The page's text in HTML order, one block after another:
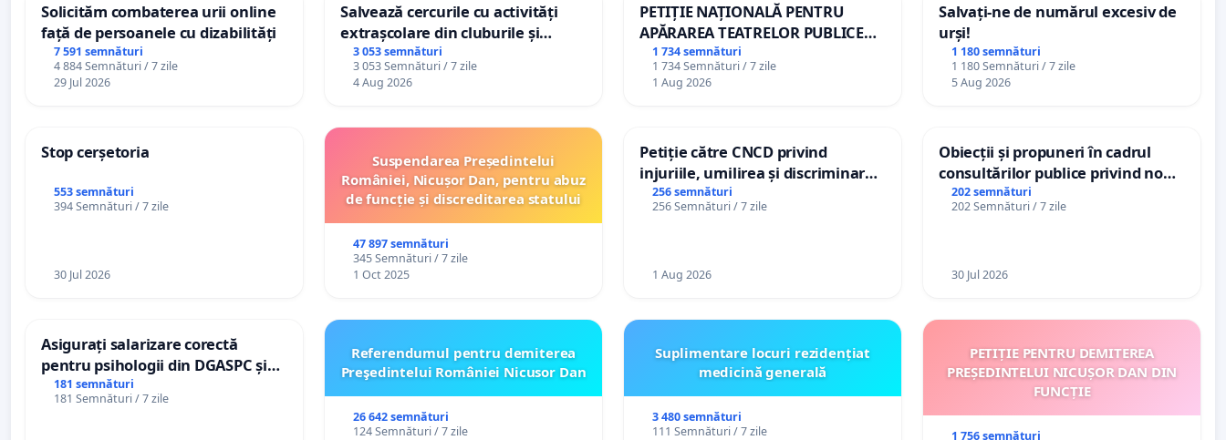
Solicităm combaterea urii online
față de persoanele cu dizabilități
7 591 semnături
4 884 Semnături / 7 zile
29 Jul 2026
Salvează cercurile cu activități
extrașcolare din cluburile și
palatele copiilor
3 053 semnături
3 053 Semnături / 7 zile
4 Aug 2026
PETIȚIE NAȚIONALĂ PENTRU
APĂRAREA TEATRELOR PUBLICE
DE REPERTORIU DIN ROMÂNIA
1 734 semnături
1 734 Semnături / 7 zile
1 Aug 2026
Salvați-ne de numărul excesiv de
urși!
1 180 semnături
1 180 Semnături / 7 zile
5 Aug 2026
Stop cerșetoria
553 semnături
394 Semnături / 7 zile
30 Jul 2026
Suspendarea Președintelui
României, Nicușor Dan, pentru abuz
de funcție și discreditarea statului
47 897 semnături
345 Semnături / 7 zile
1 Oct 2025
Petiție către CNCD privind
injuriile, umilirea și discriminarea
persoanelor cu dizabilități de
către utilizatorul TikTok „Gorici”
256 semnături
256 Semnături / 7 zile
1 Aug 2026
Obiecții și propuneri în cadrul
consultărilor publice privind noul
Plan Urbanistic General (PUG)
Ialoveni
202 semnături
202 Semnături / 7 zile
30 Jul 2026
Asigurați salarizare corectă
pentru psihologii din DGASPC și
spitale
181 semnături
181 Semnături / 7 zile
Referendumul pentru demiterea
Preşedintelui României Nicusor Dan
26 642 semnături
124 Semnături / 7 zile
Suplimentare locuri rezidențiat
medicină generală
3 480 semnături
111 Semnături / 7 zile
PETIȚIE PENTRU DEMITEREA
PREȘEDINTELUI NICUȘOR DAN DIN
FUNCȚIE
1 756 semnături